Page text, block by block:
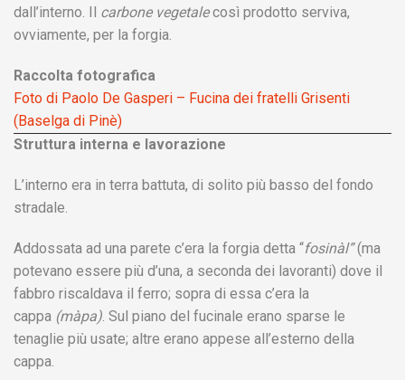
dall’interno. Il carbone vegetalecosì prodotto serviva,
ovviamente, per la forgia.
Raccolta fotografica
Foto di Paolo De Gasperi – Fucina dei fratelli Grisenti
(Baselga di Pinè)
Struttura interna e lavorazione
L’interno era in terra battuta, di solito più basso del fondo
stradale.
Addossata ad una parete c’era la forgia detta “fosinàl”(ma
potevano essere più d’una, a seconda dei lavoranti) dove il
fabbro riscaldava il ferro; sopra di essa c’era la
cappa (màpa). Sul piano del fucinale erano sparse le
tenaglie più usate; altre erano appese all’esterno della
cappa.